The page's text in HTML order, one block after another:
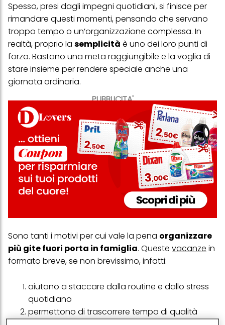
PUBBLICITA'
Spesso, presi dagli impegni quotidiani, si finisce per
rimandare questi momenti, pensando che servano
troppo tempo o un’organizzazione complessa. In
realtà, proprio la semplicità è uno dei loro punti di
forza. Bastano una meta raggiungibile e la voglia di
stare insieme per rendere speciale anche una
giornata ordinaria.
Sono tanti i motivi per cui vale la pena organizzare
più gite fuori porta in famiglia. Queste vacanze in
formato breve, se non brevissimo, infatti:
aiutano a staccare dalla routine e dallo stress
quotidiano
permettono di trascorrere tempo di qualità